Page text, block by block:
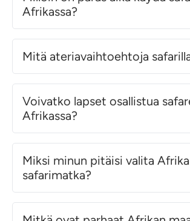
Afrikassa?
Mitä ateriavaihtoehtoja
Voivatko lapset osallistua
Afrikassa?
Miksi minun pitäisi valita
safarimatka?